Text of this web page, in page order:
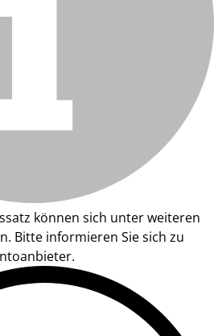
können sich unter weiteren
Bitte informieren Sie sich zu